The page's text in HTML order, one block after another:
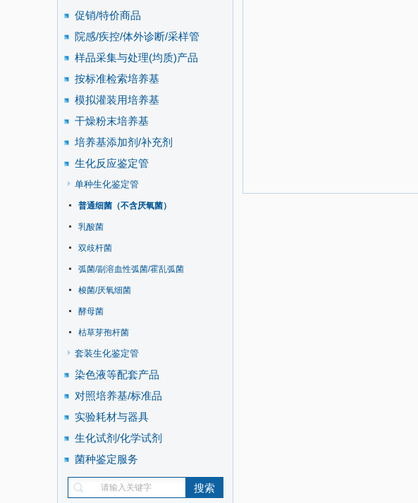
促销/特价商品
院感/疾控/体外诊断/采样管
样品采集与处理(均质)产品
按标准检索培养基
模拟灌装用培养基
干燥粉末培养基
培养基添加剂/补充剂
生化反应鉴定管
单种生化鉴定管
普通细菌（不含厌氧菌）
乳酸菌
双歧杆菌
弧菌/副溶血性弧菌/霍乱弧菌
梭菌/厌氧细菌
酵母菌
枯草芽孢杆菌
套装生化鉴定管
染色液等配套产品
对照培养基/标准品
实验耗材与器具
生化试剂/化学试剂
菌种鉴定服务